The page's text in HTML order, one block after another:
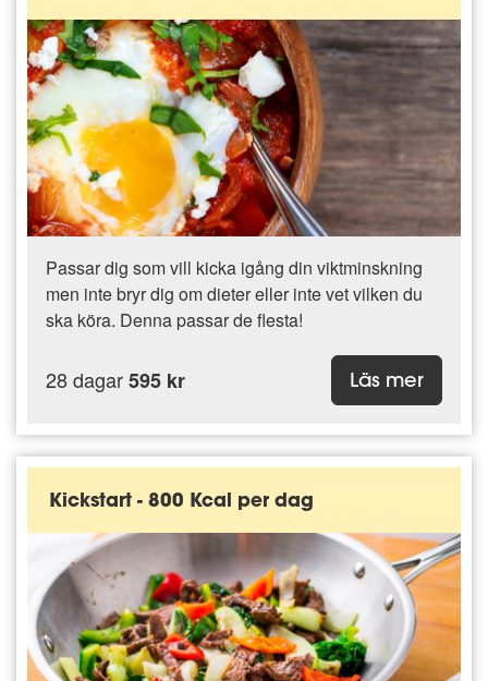
Passar dig som vill kicka igång din viktminskning
men inte bryr dig om dieter eller inte vet vilken du
ska köra. Denna passar de flesta!
28 dagar595 kr Läs mer
Kickstart - 800 Kcal per dag